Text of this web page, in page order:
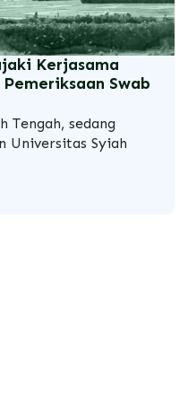
Kerjasama
Swab
Tengah, sedang
Universitas Syiah